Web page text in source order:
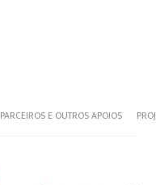
PARCEIROS E OUTROS APOIOS